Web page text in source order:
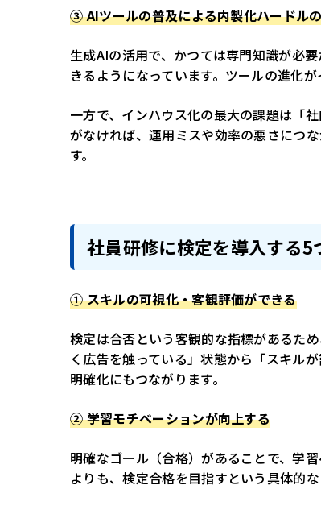
③ AIツールの普及による内製化ハードル
生成AIの活用で、かつては専門知識が必
きるようになっています。ツールの進化
一方で、インハウス化の最大の課題は「
がなければ、運用ミスや効率の悪さにつ
す。
社員研修に検定を導入する5
① スキルの可視化・客観評価ができる
検定は合否という客観的な指標があるた
く広告を触っている」状態から「スキル
明確化にもつながります。
② 学習モチベーションが向上する
明確なゴール（合格）があることで、学
よりも、検定合格を目指すという具体的